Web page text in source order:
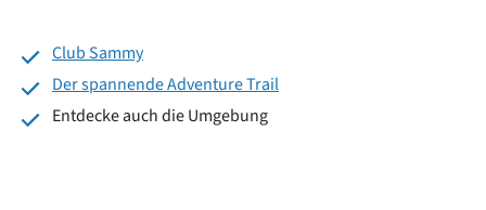
Club Sammy
Der spannende Adventure Trail
Entdecke auch die Umgebung